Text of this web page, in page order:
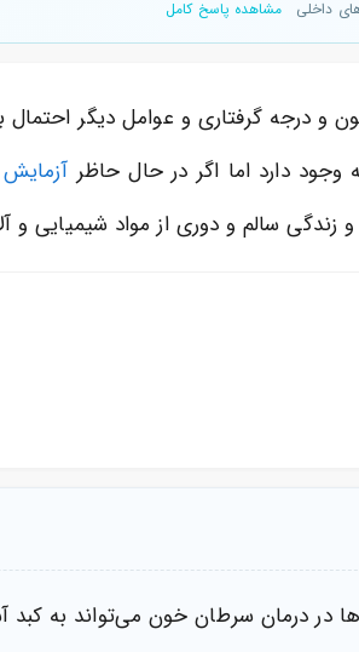
داخلی مشاهده پاسخ کامل
و درجه گرفتاری و عوامل دیگر احتمال
وجود دارد اما اگر در حال حاظرآزمایش
زندگی سالم و دوری از مواد شیمیایی
درمان سرطان خون می‌تواند به کبد